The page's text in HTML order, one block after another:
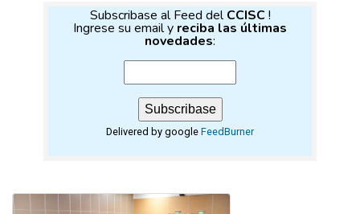
Subscribase al Feed delCCISC!
Ingrese su email y reciba las últimas
novedades:
Delivered by google FeedBurner